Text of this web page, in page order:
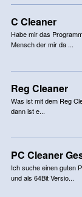
C Cleaner
Habe mir das
Mensch der mir da ...
Reg Cleaner
Was ist mit dem Reg
dann ist e...
PC Cleaner
Ich suche einen guten
und als 64Bit Versio...